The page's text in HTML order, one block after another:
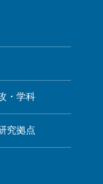
・学科
究拠点